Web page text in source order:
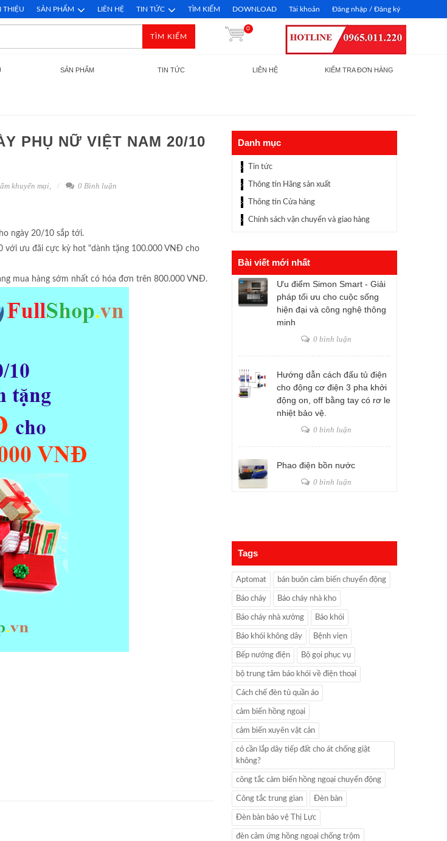
THIỆU SẢN PHẨM LIÊN HỆ TIN TỨC TÌM KIẾM DOWNLOAD Tài khoản Đăng nhập / Đăng ký
TÌM KIẾM
0
SẢN PHẨM TIN TỨC LIÊN HỆ KIỂM TRA ĐƠN HÀNG
PHỤ NỮ VIỆT NAM 20/10
khuyến mại, 0 Bình luận
ngày 20/10 sắp tới.
với ưu đãi cực kỳ hot "dành tặng 100.000 VNĐ cho
mua hàng sớm nhất có hóa đơn trên 800.000 VNĐ.
Danh mục
Tin tức
Thông tin Hãng sản xuất
Thông tin Cửa hàng
Chính sách vận chuyển và giao hàng
Bài viết mới nhất
Ưu điểm Simon Smart - Giải
pháp tối ưu cho cuộc sống
hiện đại và công nghệ thông
minh
0 bình luận
Hướng dẫn cách đấu tủ điện
cho động cơ điện 3 pha khởi
động on, off bằng tay có rơ le
nhiệt bảo vệ.
0 bình luận
Phao điện bồn nước
0 bình luận
Tags
Aptomat bán buôn cảm biến chuyển động
Báo cháy Báo cháy nhà kho
Báo cháy nhà xưởng Báo khói
Báo khói không dây Bệnh viẹn
Bếp nướng điện Bộ gọi phục vụ
bộ trung tâm báo khói về điện thoại
Cách chế đèn tủ quần áo
cảm biến hồng ngoại
cảm biến xuyên vật cản
có cần lắp dây tiếp đất cho át chống giật
không?
công tắc cảm biến hồng ngoại chuyển động
Công tắc trung gian Đèn bàn
Đèn bàn bảo vệ Thị Lực
đèn cảm ứng hồng ngoại chống trộm